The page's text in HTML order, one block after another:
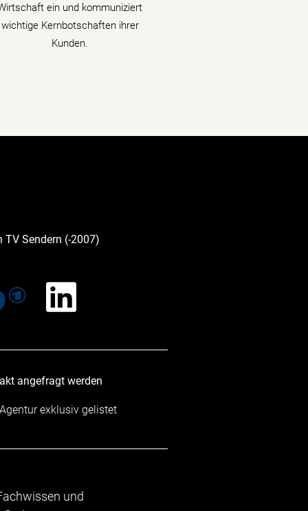
ein und kommuniziert
wichtige Kernbotschaften ihrer
Kunden.
mehr erfahren
TV Sendern (-2007)
angefragt werden
exklusiv gelistet
und